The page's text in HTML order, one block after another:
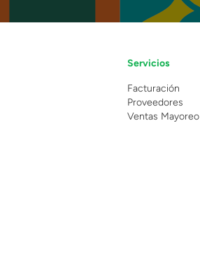
Servicios
Facturación
Proveedores
Ventas Mayoreo